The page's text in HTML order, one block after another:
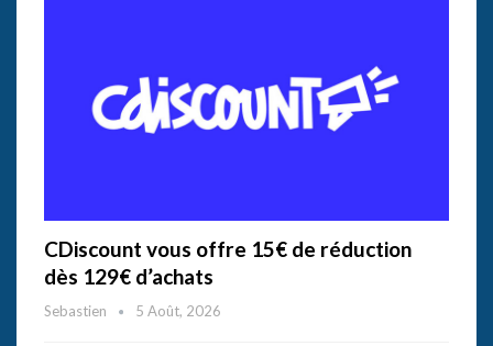
CDiscount vous offre 15€ de réduction
dès 129€ d’achats
Sebastien 5 Août, 2026